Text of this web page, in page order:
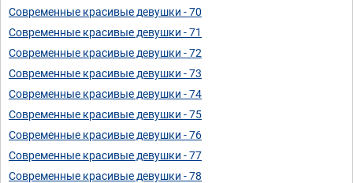
Современные красивые девушки - 70
Современные красивые девушки - 71
Современные красивые девушки - 72
Современные красивые девушки - 73
Современные красивые девушки - 74
Современные красивые девушки - 75
Современные красивые девушки - 76
Современные красивые девушки - 77
Современные красивые девушки - 78